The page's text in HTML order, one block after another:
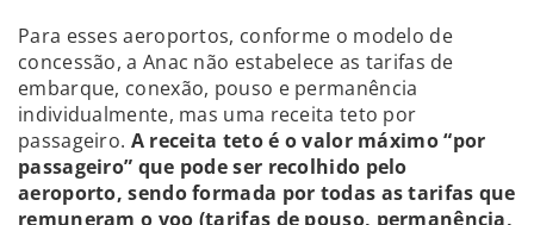
Para esses aeroportos, conforme o modelo de
concessão, a Anac não estabelece as tarifas de
embarque, conexão, pouso e permanência
individualmente, mas uma receita teto por
passageiro. A receita teto é o valor máximo “por
passageiro” que pode ser recolhido pelo
aeroporto, sendo formada por todas as tarifas que
remuneram o voo (tarifas de pouso, permanência,